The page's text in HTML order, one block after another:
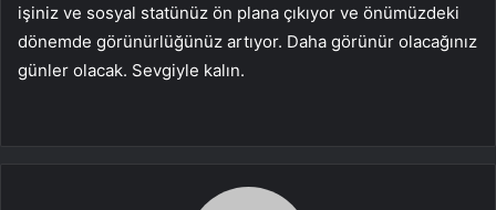
işiniz ve sosyal statünüz ön plana çıkıyor ve önümüzdeki
dönemde görünürlüğünüz artıyor. Daha görünür olacağınız
günler olacak. Sevgiyle kalın.